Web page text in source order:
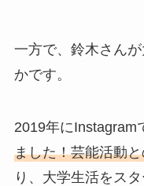
一方で、鈴木さん
かです。
2019年にInstagram
ました！芸能活動
り、大学生活をス